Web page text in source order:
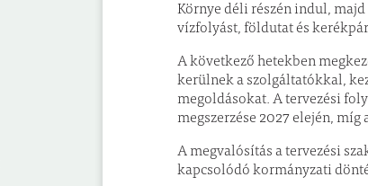
Környe déli részén indul,
vízfolyást, földutat és
A következő hetekben
kerülnek a szolgáltatókkal,
megoldásokat. A tervezési
megszerzése 2027 elején,
A megvalósítás a tervezési
kapcsolódó kormányzati